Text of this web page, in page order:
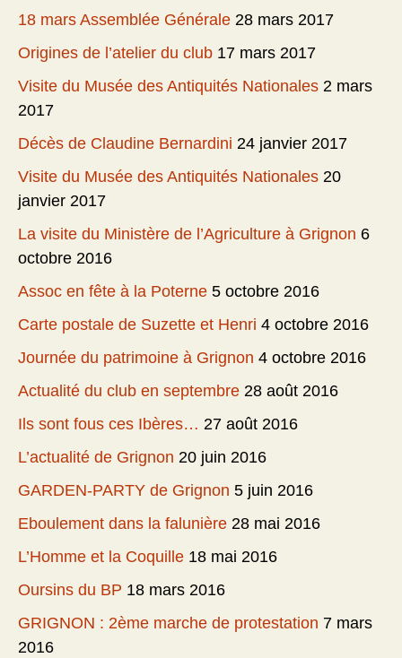
18 mars Assemblée Générale 28 mars 2017
Origines de l’atelier du club 17 mars 2017
Visite du Musée des Antiquités Nationales 2 mars
2017
Décès de Claudine Bernardini 24 janvier 2017
Visite du Musée des Antiquités Nationales 20
janvier 2017
La visite du Ministère de l’Agriculture à Grignon 6
octobre 2016
Assoc en fête à la Poterne 5 octobre 2016
Carte postale de Suzette et Henri 4 octobre 2016
Journée du patrimoine à Grignon 4 octobre 2016
Actualité du club en septembre 28 août 2016
Ils sont fous ces Ibères… 27 août 2016
L’actualité de Grignon 20 juin 2016
GARDEN-PARTY de Grignon 5 juin 2016
Eboulement dans la falunière 28 mai 2016
L’Homme et la Coquille 18 mai 2016
Oursins du BP 18 mars 2016
GRIGNON : 2ème marche de protestation 7 mars
2016